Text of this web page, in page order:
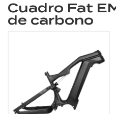
Cuadro Fat
de carbono